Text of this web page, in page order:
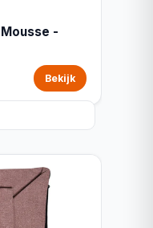
-
Bekijk